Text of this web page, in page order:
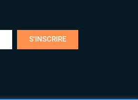
S'INSCRIRE